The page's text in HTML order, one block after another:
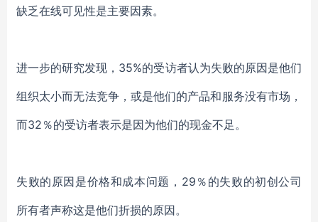
缺乏在线可见性是主要因素。
进一步的研究发现，35%的受访者认为失败的原因是他们
组织太小而无法竞争，或是他们的产品和服务没有市场，
而32％的受访者表示是因为他们的现金不足。
失败的原因是价格和成本问题，29％的失败的初创公司
所有者声称这是他们折损的原因。